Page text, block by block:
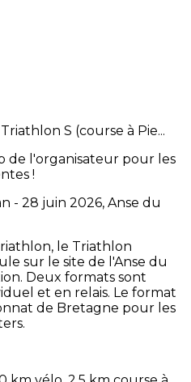
Triathlon S (course à Pie...
de l'organisateur pour les
!
- 28 juin 2026, Anse du
le Triathlon
sur le site de l'Anse du
Deux formats sont
et en relais. Le format
de Bretagne pour les